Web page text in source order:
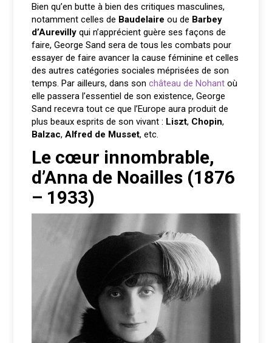
Bien qu’en butte à bien des critiques masculines,
notamment celles de Baudelaire ou de Barbey
d’Aurevilly qui n’apprécient guère ses façons de
faire, George Sand sera de tous les combats pour
essayer de faire avancer la cause féminine et celles
des autres catégories sociales méprisées de son
temps. Par ailleurs, dans sonchâteau de Nohant où
elle passera l’essentiel de son existence, George
Sand recevra tout ce que l’Europe aura produit de
plus beaux esprits de son vivant : Liszt, Chopin,
Balzac,Alfred de Musset, etc.
Le cœur innombrable,
d’Anna de Noailles (1876
– 1933)